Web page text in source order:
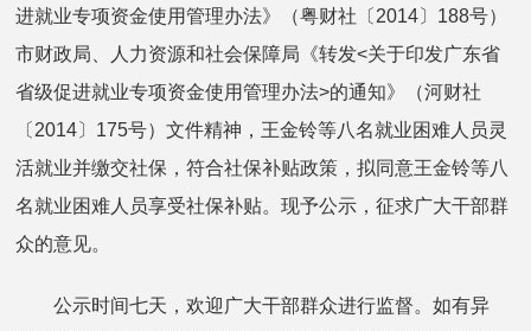
进就业专项资金使用管理办法》（粤财社〔2014〕188号）
市财政局、人力资源和社会保障局《转发<关于印发广东省
省级促进就业专项资金使用管理办法>的通知》（河财社
〔2014〕175号）文件精神，王金铃等八名就业困难人员灵
活就业并缴交社保，符合社保补贴政策，拟同意王金铃等八
名就业困难人员享受社保补贴。现予公示，征求广大干部群
众的意见。
公示时间七天，欢迎广大干部群众进行监督。如有异